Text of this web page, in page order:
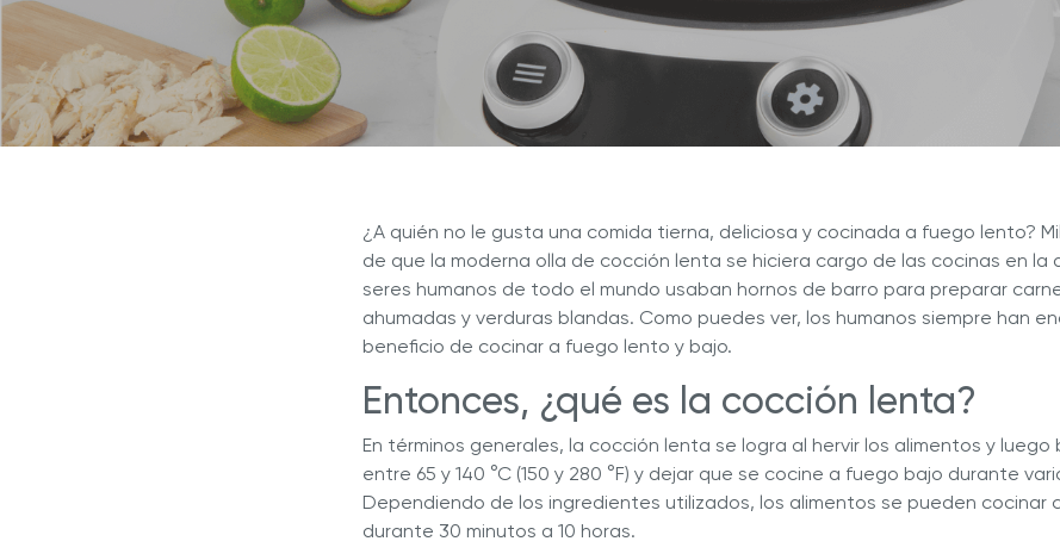
Sistema de Cocina NOVEL™
Sistema de Cocina INNOVE™
Sistema de Cocina 5 CAPAS
Sistema de Cocina Novel™ Royal Prestige Power
Revista Royal Prestige
Programa de Referidos
Explora nuestras deliciosas recetas Descubre Más con Nuestros
¿Por qué Hy Cite es una empresa
líder en la venta directa?
¿A quién no le gusta una comida tierna, deliciosa y cocinada a fuego lento?
de que la moderna olla de cocción lenta se hiciera cargo de las cocinas en la
seres humanos de todo el mundo usaban hornos de barro para preparar
ahumadas y verduras blandas. Como puedes ver, los humanos siempre han
beneficio de cocinar a fuego lento y bajo.
Entonces, ¿qué es la cocción lenta?
En términos generales, la cocción lenta se logra al hervir los alimentos y
entre 65 y 140 °C (150 y 280 °F) y dejar que se cocine a fuego bajo durante
Dependiendo de los ingredientes utilizados, los alimentos se pueden cocinar
durante 30 minutos a 10 horas.